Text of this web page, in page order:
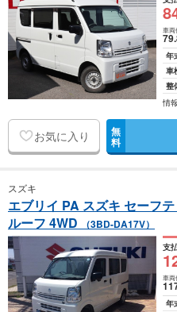
車両
79
年
車
整
情
お気に入り 無
料
スズキ
エブリイ PA スズキ セーフ
ルーフ 4WD
（3BD-DA17V）
支
車両
年